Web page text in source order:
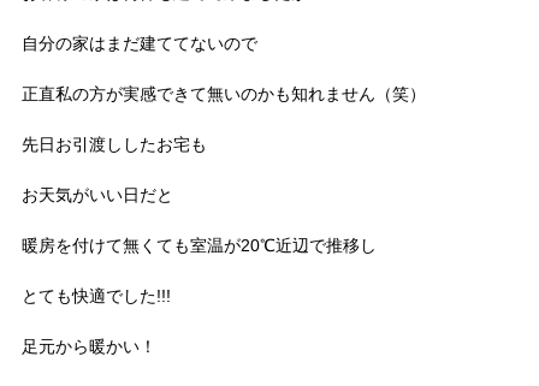
自分の家はまだ建ててないので
正直私の方が実感できて無いのかも知れません（笑）
先日お引渡ししたお宅も
お天気がいい日だと
暖房を付けて無くても室温が20℃近辺で推移し
とても快適でした!!!
足元から暖かい！